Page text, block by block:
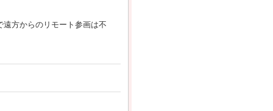
方からのリモート参画は不